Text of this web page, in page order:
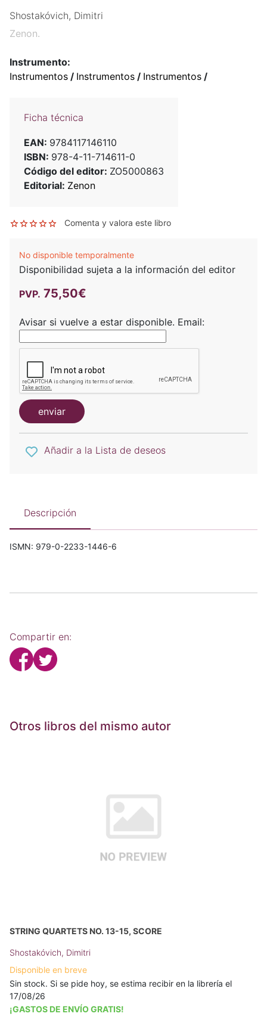
Shostakóvich, Dimitri
Zenon.
Instrumento:
Instrumentos / Instrumentos / Instrumentos /
Ficha técnica
EAN: 9784117146110
ISBN: 978-4-11-714611-0
Código del editor: ZO5000863
Editorial: Zenon
Comenta y valora este libro
No disponible temporalmente
Disponibilidad sujeta a la información del editor
PVP. 75,50€
Avisar si vuelve a estar disponible. Email:
enviar
Añadir a la Lista de deseos
Descripción
ISMN: 979-0-2233-1446-6
Compartir en:
Otros libros del mismo autor
STRING QUARTETS NO. 13-15, SCORE
Shostakóvich, Dimitri
Disponible en breve
Sin stock. Si se pide hoy, se estima recibir en la librería el
17/08/26
¡GASTOS DE ENVÍO GRATIS!